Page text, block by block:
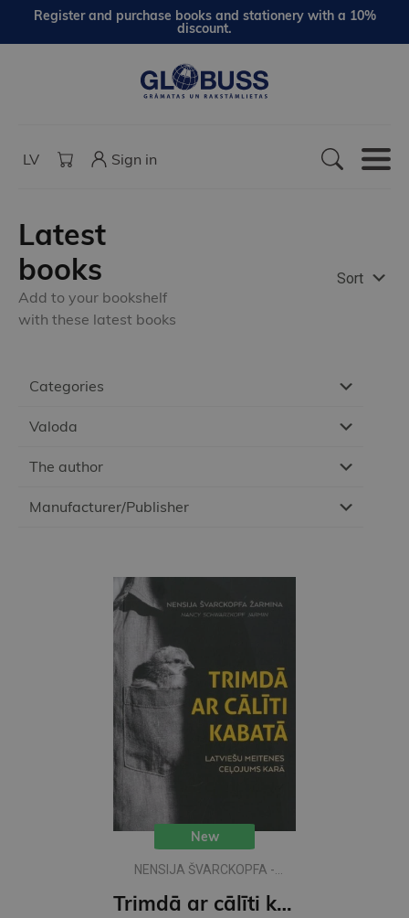
Register and purchase books and stationery with a 10%
discount.
LV Sign in
Categories
Valoda
The author
Manufacturer/Publisher
Latest
books
Add to your bookshelf
with these latest books
Sort
New
NENSIJA ŠVARCKOPFA -
Trimdā ar cālīti kabatā